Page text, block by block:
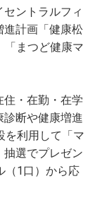
ントラルフィ
進計画「健康松
「まつど健康マ
住・在勤・在学
断や健康増進
を利用して「マ
選でプレゼン
（1口）から応